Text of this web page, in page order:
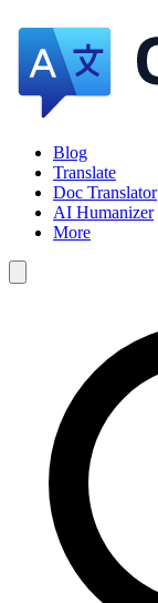
Blog
Translate
Doc Translator
AI Humanizer
More